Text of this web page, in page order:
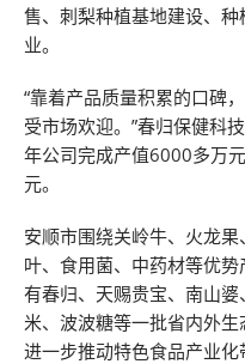
售、刺梨种植基地建设、
业。
“靠着产品质量积累的口碑
受市场欢迎。”春归保健科
年公司完成产值6000多万
元。
安顺市围绕关岭牛、火龙
叶、食用菌、中药材等优
有春归、天赐贵宝、南山
米、波波糖等一批省内外生
进一步推动特色食品产业化